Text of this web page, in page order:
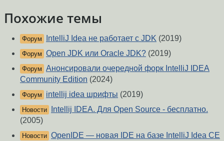
Похожие темы
Форум IntelliJ Idea не работает с JDK (2019)
Форум Open JDK или Oracle JDK? (2019)
Форум Анонсировали очередной форк IntelliJ IDEA
Community Edition (2024)
Форум intellij idea шрифты (2019)
Новости
Intellij IDEA. Для Open Source - бесплатно.
(2005)
Новости OpenIDE — новая IDE на базе IntelliJ Idea CE